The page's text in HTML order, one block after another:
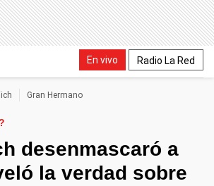
En vivo Radio La Red
Gran Hermano
desenmascaró a
la verdad sobre